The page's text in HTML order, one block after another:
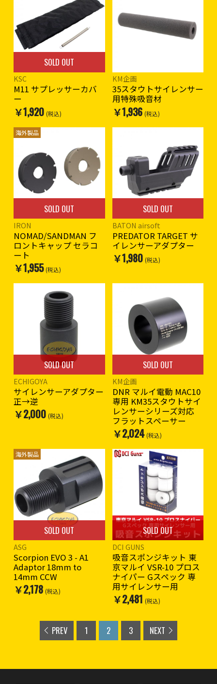
SOLD OUT
KSC
M11 サプレッサーカバ
ー
￥1,920 (税込)
KM企画
35スタウトサイレンサー
用特殊吸音材
￥1,936 (税込)
海外製品
SOLD OUT
IRON
NOMAD/SANDMAN フ
ロントキャップ セラコ
ート
￥1,955 (税込)
SOLD OUT
BATON airsoft
PREDATOR TARGET サ
イレンサーアダプター
￥1,980 (税込)
SOLD OUT
ECHIGOYA
サイレンサーアダプター
正→逆
￥2,000 (税込)
SOLD OUT
KM企画
DNR マルイ電動 MAC10
専用 KM35スタウトサイ
レンサーシリーズ対応
フラットスペーサー
￥2,024 (税込)
海外製品
SOLD OUT
ASG
Scorpion EVO 3 - A1
Adaptor 18mm to
14mm CCW
￥2,178 (税込)
SOLD OUT
DCI GUNS
吸音スポンジキット 東
京マルイ VSR-10 プロス
ナイパー Gスペック 専
用サイレンサー用
￥2,481 (税込)
PREV 1 2 3 NEXT